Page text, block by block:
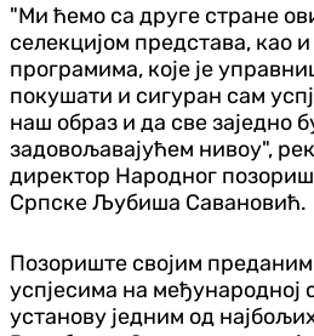
"Ми ћемо са друге стране
селекцијом представа, као
програмима, које је
покушати и сигуран сам
наш образ и да све заједно
задовољавајућем нивоу",
директор Народног
Српске Љубиша Савановић.
Позориште својим
успјесима на међународној
установу једним од